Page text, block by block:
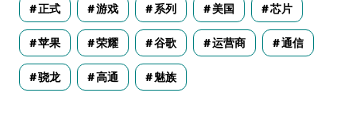
正式 游戏 系列 美国 芯片
苹果 荣耀 谷歌 运营商 通信
骁龙 高通 魅族